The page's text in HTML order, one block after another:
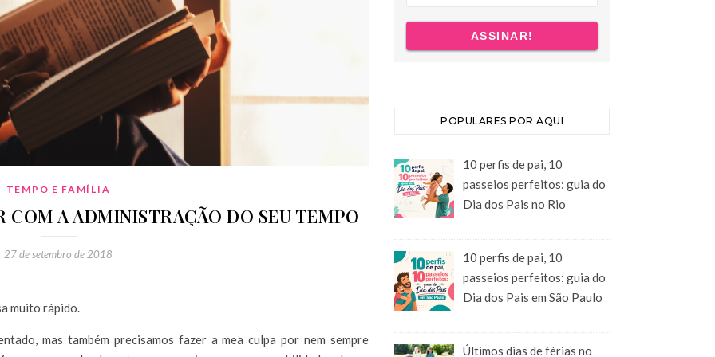
TEMPO E FAMÍLIA
COM A ADMINISTRAÇÃO DO SEU TEMPO
27 de setembro de 2018
muito rápido.
mas também precisamos fazer a mea culpa por nem sempre
POPULARES POR AQUI
10 perfis de pai, 10
passeios perfeitos: guia do
Dia dos Pais no Rio
10 perfis de pai, 10
passeios perfeitos: guia do
Dia dos Pais em São Paulo
Últimos dias de férias no